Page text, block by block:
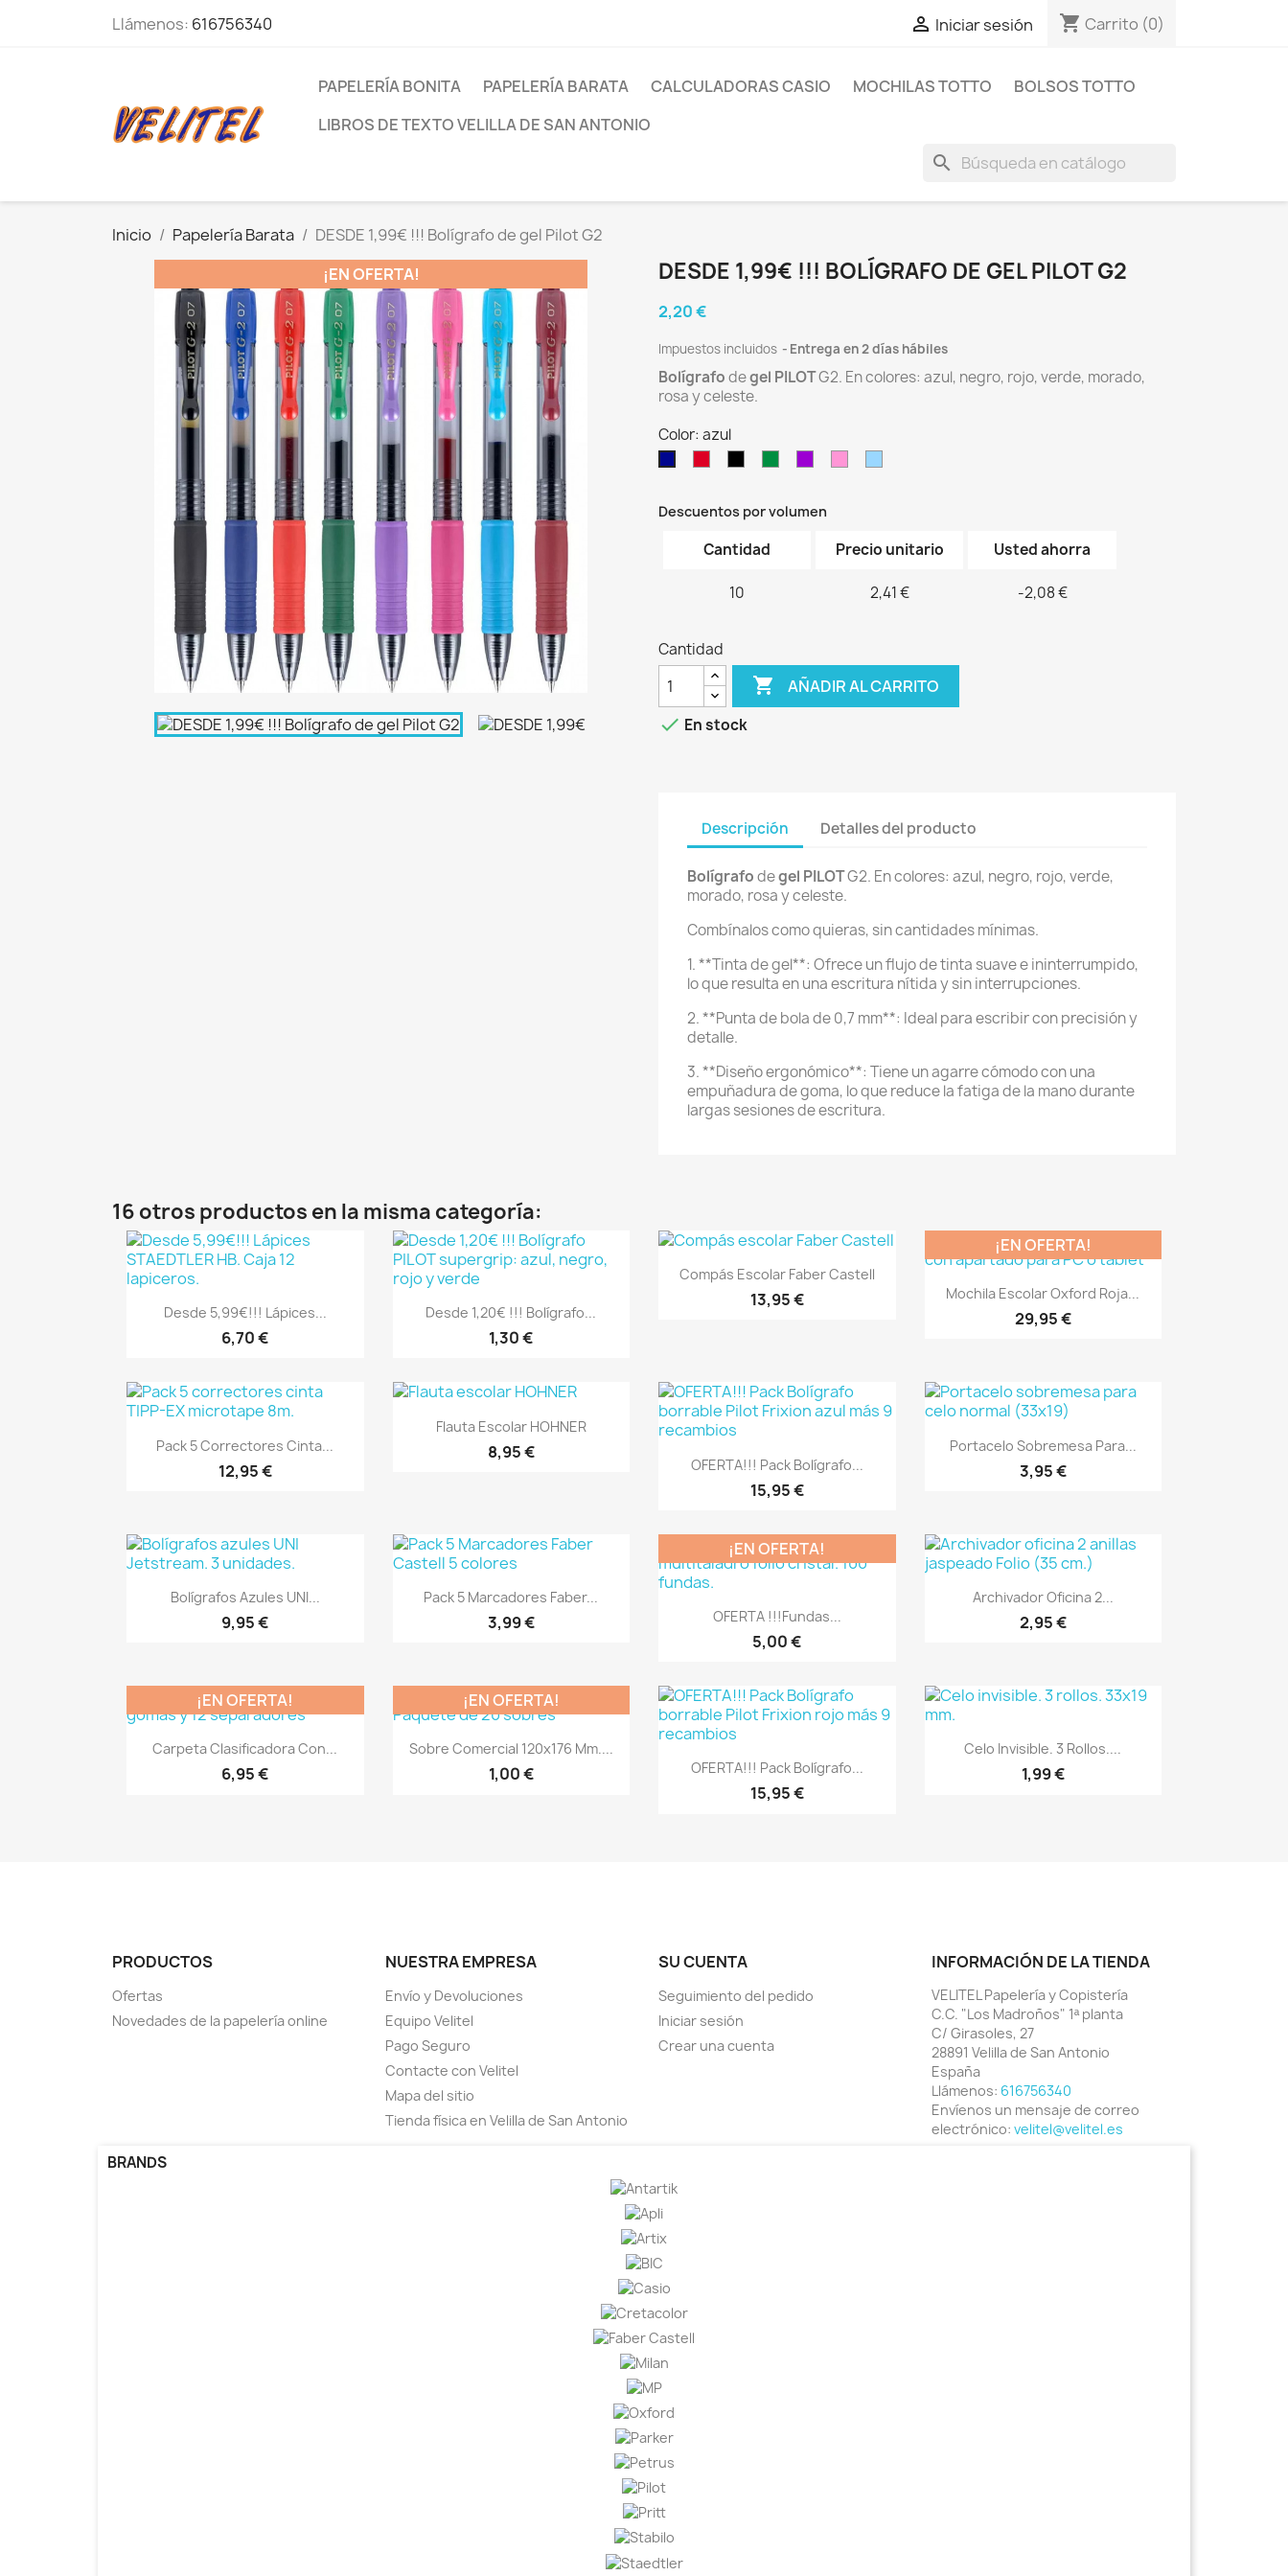
Llámenos: 616756340  Iniciar sesión shopping_cart Carrito (0)
PAPELERÍA BONITA PAPELERÍA BARATA CALCULADORAS CASIO MOCHILAS TOTTO
BOLSOS TOTTO
LIBROS DE TEXTO VELILLA DE SAN ANTONIO
search
Inicio Papelería Barata
DESDE 1,99€ !!! Bolígrafo de gel Pilot G2
¡EN OFERTA!
DESDE 1,99€ !!! BOLÍGRAFO DE GEL PILOT G2
2,20 €
Impuestos incluidos Entrega en 2 días hábiles
Bolígrafodegel PILOTG2. En colores: azul, negro, rojo, verde, morado,
rosa y celeste.
Color: azul
Descuentos por volumen
Cantidad Precio unitario Usted ahorra
10 2,41 € -2,08 €
Cantidad
 AÑADIR AL CARRITO
 En stock
Descripción Detalles del producto
Bolígrafodegel PILOTG2. En colores: azul, negro, rojo, verde,
morado, rosa y celeste.
Combínalos como quieras, sin cantidades mínimas.
1. **Tinta de gel**: Ofrece un flujo de tinta suave e ininterrumpido,
lo que resulta en una escritura nítida y sin interrupciones.
2. **Punta de bola de 0,7 mm**: Ideal para escribir con precisión y
detalle.
3. **Diseño ergonómico**: Tiene un agarre cómodo con una
empuñadura de goma, lo que reduce la fatiga de la mano durante
largas sesiones de escritura.
16 otros productos en la misma categoría:
Vista rápida
Desde 5,99€!!! Lápices...
6,70 €
 Vista rápida
Desde 1,20€ !!! Bolígrafo...
1,30 €
Vista rápida
Compás Escolar Faber Castell
13,95 € Vista rápida
Mochila Escolar Oxford Roja...
29,95 €
¡EN OFERTA!
Vista rápida
Pack 5 Correctores Cinta...
12,95 €
Vista rápida
Flauta Escolar HOHNER
8,95 € Vista rápida
OFERTA!!! Pack Bolígrafo...
15,95 €
Vista rápida
Portacelo Sobremesa Para...
3,95 €
Vista rápida
Bolígrafos Azules UNI...
9,95 €
Vista rápida
Pack 5 Marcadores Faber...
3,99 € Vista rápida
OFERTA !!!Fundas...
5,00 €
¡EN OFERTA!
Vista rápida
Archivador Oficina 2...
2,95 €
Vista rápida
Carpeta Clasificadora Con...
6,95 €
¡EN OFERTA!
Vista rápida
Sobre Comercial 120x176 Mm....
1,00 €
¡EN OFERTA!
Vista rápida
OFERTA!!! Pack Bolígrafo...
15,95 €
Vista rápida
Celo Invisible. 3 Rollos....
1,99 €
PRODUCTOS
Ofertas
Novedades de la papelería online
NUESTRA EMPRESA
Envío y Devoluciones
Equipo Velitel
Pago Seguro
Contacte con Velitel
Mapa del sitio
Tienda física en Velilla de San Antonio
SU CUENTA
Seguimiento del pedido
Iniciar sesión
Crear una cuenta
INFORMACIÓN DE LA TIENDA
VELITEL Papelería y Copistería
C.C. "Los Madroños" 1ª planta
C/ Girasoles, 27
28891 Velilla de San Antonio
España
Llámenos: 616756340
Envíenos un mensaje de correo
electrónico: velitel@velitel.es
BRANDS